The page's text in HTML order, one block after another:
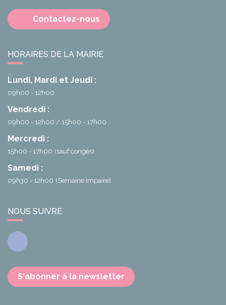
Contactez-nous
HORAIRES DE LA MAIRIE
Lundi, Mardi et Jeudi :
09h00 - 12h00
Vendredi :
09h00 - 12h00 15h00 - 17h00
Mercredi :
15h00 - 17h00 (sauf congés)
Samedi :
09h30 - 12h00 (Semaine impaire)
NOUS SUIVRE
Facebook
S'abonner à la newsletter